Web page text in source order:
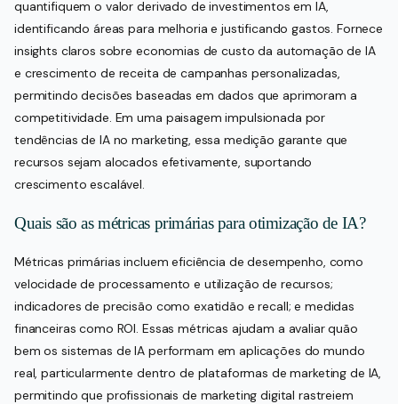
quantifiquem o valor derivado de investimentos em IA,
identificando áreas para melhoria e justificando gastos. Fornece
insights claros sobre economias de custo da automação de IA
e crescimento de receita de campanhas personalizadas,
permitindo decisões baseadas em dados que aprimoram a
competitividade. Em uma paisagem impulsionada por
tendências de IA no marketing, essa medição garante que
recursos sejam alocados efetivamente, suportando
crescimento escalável.
Quais são as métricas primárias para otimização de IA?
Métricas primárias incluem eficiência de desempenho, como
velocidade de processamento e utilização de recursos;
indicadores de precisão como exatidão e recall; e medidas
financeiras como ROI. Essas métricas ajudam a avaliar quão
bem os sistemas de IA performam em aplicações do mundo
real, particularmente dentro de plataformas de marketing de IA,
permitindo que profissionais de marketing digital rastreiem